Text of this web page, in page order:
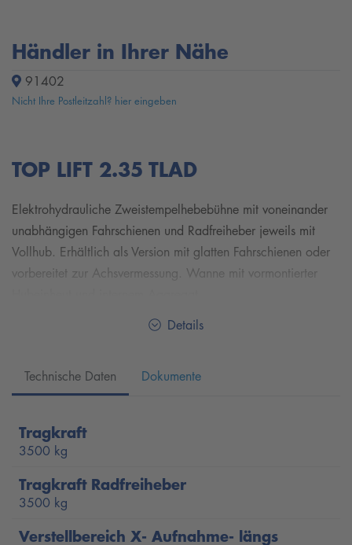
Händler in Ihrer Nähe
91402
Nicht Ihre Postleitzahl? hier eingeben
TOP LIFT 2.35 TLAD
Elektrohydrauliche Zweistempelhebebühne mit voneinander
unabhängigen Fahrschienen und Radfreiheber jeweils mit
Vollhub. Erhältlich als Version mit glatten Fahrschienen oder
vorbereitet zur Achsvermessung. Wanne mit vormontierter
Details
Technische Daten Dokumente
Tragkraft
3500 kg
Tragkraft Radfreiheber
3500 kg
Verstellbereich X- Aufnahme- längs